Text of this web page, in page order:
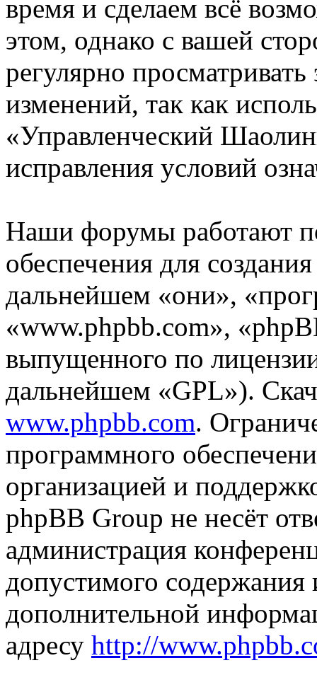
время и сделаем всё
этом, однако с вашей
регулярно просматривать
изменений, так как
«Управленческий
исправления условий
Наши форумы работают
обеспечения для
дальнейшем «они»,
«www.phpbb.com»,
выпущенного по
дальнейшем «GPL»).
www.phpbb.com.
программного
организацией и
phpBB Group не несёт
администрация
допустимого
дополнительной
адресу http://